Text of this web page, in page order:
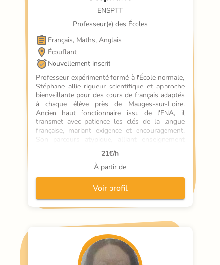
ENSPTT
Professeur(e) des Écoles
Français, Maths, Anglais
Écouflant
Nouvellement inscrit
Professeur expérimenté formé à l'École normale,
Stéphane allie rigueur scientifique et approche
bienveillante pour des cours de français adaptés
à chaque élève près de Mauges-sur-Loire.
Ancien haut fonctionnaire issu de l'ENA, il
transmet avec patience les clés de la langue
française, mariant exigence et encouragement.
Son parcours atypique, alliant enseignement
initial et expertise en communications, nourrit
une pédagogie vivante qui donne le goût
d'apprendre. Soutien scolaire ou
avec écoute et expertise.
21€/h
À partir de
Voir profil